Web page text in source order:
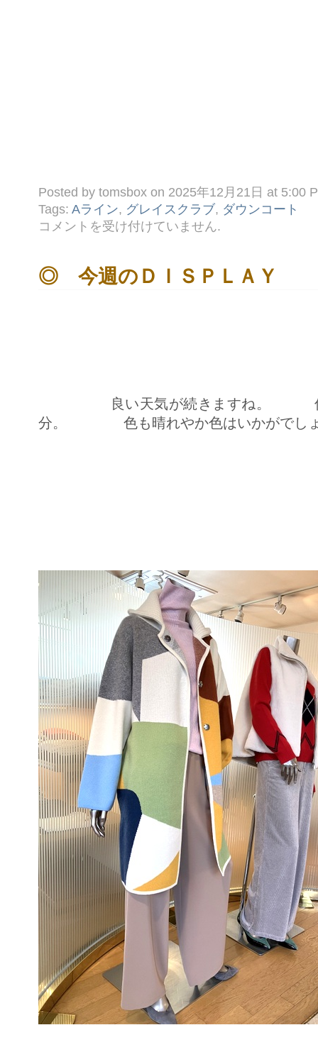
Posted by tomsbox on 2025年12月21日 at 5:00
Tags: Aライン, グレイスクラブ, ダウンコート
♫
Ｋ
ご
連
コメントを受け付けていません.
◎ 今週のＤＩＳＰＬＡＹ
良い天気が続きますね。 何と
分。 色も晴れやか色はいかがでし